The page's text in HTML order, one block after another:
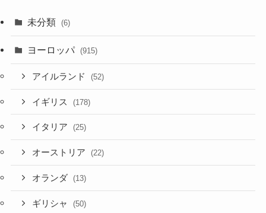
未分類 (6)
ヨーロッパ (915)
アイルランド (52)
イギリス (178)
イタリア (25)
オーストリア (22)
オランダ (13)
ギリシャ (50)